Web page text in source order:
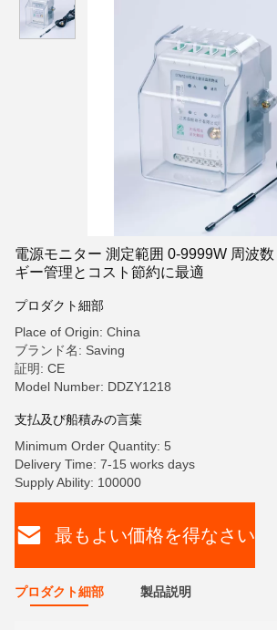
電源モニター 測定範囲 0-9999W 周波
ギー管理とコスト節約に最適
プロダクト細部
Place of Origin: China
ブランド名: Saving
証明: CE
Model Number: DDZY1218
支払及び船積みの言葉
Minimum Order Quantity: 5
Delivery Time: 7-15 works days
Supply Ability: 100000
最もよい価格を得なさい
プロダクト細部 製品説明